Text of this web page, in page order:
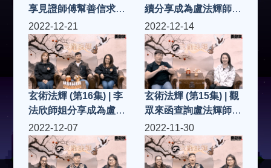
享見證師傅幫善信求助
的個案：驅邪
續分享成為盧法輝師傅
弟子過程、感受...
2022-12-21
玄術法輝 (第16集) | 李
法欣師姐分享成為盧法
輝師傅弟子過程、感
受...
2022-12-14
玄術法輝 (第15集) | 觀
眾來函查詢盧法輝師
傅: 如想拜師入門做弟
子..有什麼要求/資格?
2022-12-07 2022-11-30